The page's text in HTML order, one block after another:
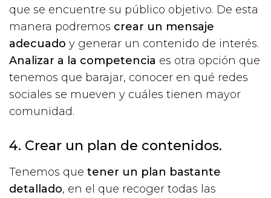
que se encuentre su público objetivo. De esta
manera podremos crear un mensaje
adecuado y generar un contenido de interés.
Analizar a la competencia es otra opción que
tenemos que barajar, conocer en qué redes
sociales se mueven y cuáles tienen mayor
comunidad.
4. Crear un plan de contenidos.
Tenemos que tener un plan bastante
detallado, en el que recoger todas las